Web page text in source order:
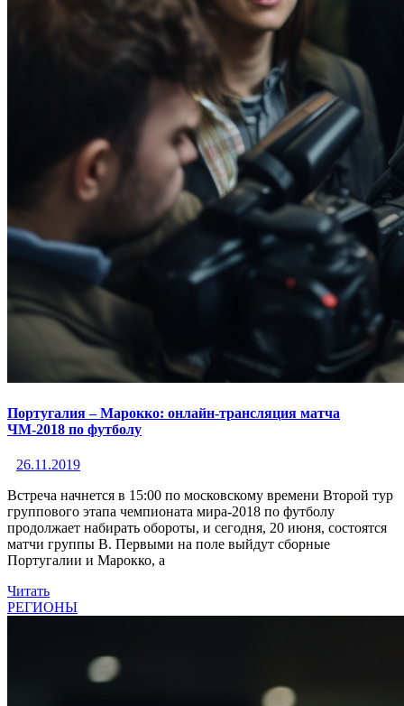
Португалия – Марокко: онлайн-трансляция матча
ЧМ-2018 по футболу
26.11.2019
Встреча начнется в 15:00 по московскому времени Второй тур
группового этапа чемпионата мира-2018 по футболу
продолжает набирать обороты, и сегодня, 20 июня, состоятся
матчи группы B. Первыми на поле выйдут сборные
Португалии и Марокко, а
Читать
РЕГИОНЫ